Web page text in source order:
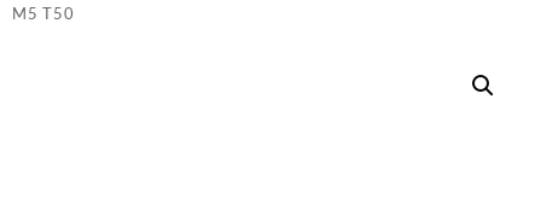
M5 T50